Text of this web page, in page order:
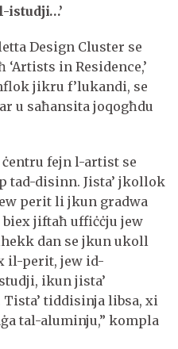
istudji…’
Design Cluster se
in Residence,’
jikru f’lukandi, se
u saħansita joqogħdu
fejn l-artist se
tad-disinn. Jista’ jkollok
perit li jkun gradwa
jiftaħ uffiċċju jew
dan se jkun ukoll
il-perit, jew id-
ikun jista’
tiddisinja libsa, xi
tal-aluminju,” kompla